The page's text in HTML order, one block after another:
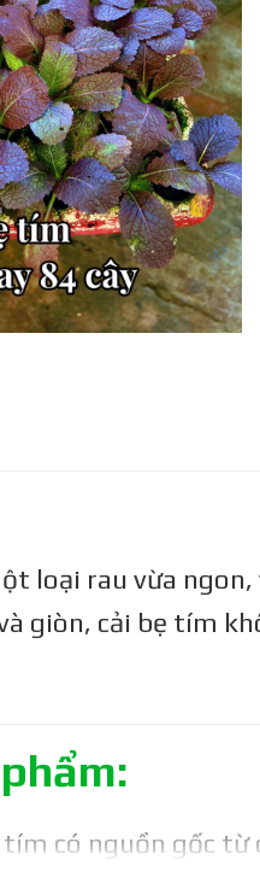
loại rau vừa
giòn, cải bẹ tím
tím có nguồn gốc từ